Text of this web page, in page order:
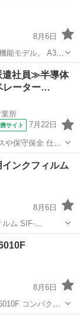
8月6日
能モデル。 A3プ
遣社員≫半導体
レーター…
所
サイト 7月22日
守保全 仕事
造装置の保守・
ンクフィルム
8月6日
ルム SIF-
8月6日
コンパクト